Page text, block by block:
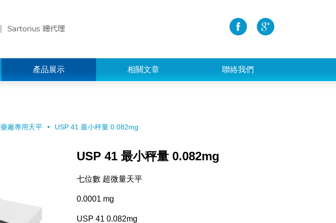
產品展示 相關文章 聯絡我們
藥廠專用天平 USP 41 最小秤量 0.082mg
USP 41 最小秤量 0.082mg
七位數 超微量天平
0.0001 mg
USP 41 0.082mg